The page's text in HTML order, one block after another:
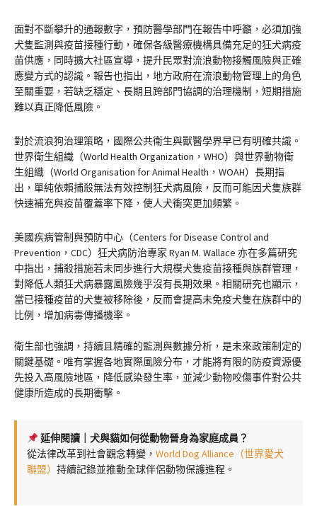
面對不斷攀升的通報數字，預防醫學部門在報告中呼籲，必須加強
犬隻監測與疫苗接種行動，確保各級醫療機構具備充足的狂犬病疫
苗供應，同時擴大社區宣導，提升民眾對流浪動物接觸風險與正確
應變方式的認識。報告也指出，地方政府在流浪動物管理上的角色
至關重要，若缺乏穩定、長期且跨部門協調的治理機制，短期措施
難以真正降低風險。
對於流浪狗治理策略，國際公共衛生與獸醫學界早已有明確共識。
世界衛生組織（World Health Organization，WHO）與世界動物衛
生組織（World Organisation for Animal Health，WOAH）長期指
出，單純依賴捕殺無法有效控制狂犬病風險，反而可能因犬隻族群
快速補充與疫苗覆蓋率下降，使人犬衝突更加頻繁。
美國疾病管制與預防中心（Centers for Disease Control and
Prevention，CDC）狂犬病防治專家 Ryan M. Wallace 亦在多篇研究
中指出，捕殺措施若未同步進行大規模犬隻疫苗接種與族群管理，
對降低人類狂犬病暴露風險幾乎沒有長期效果。相關研究也顯示，
當已接種疫苗的犬隻被移除後，反而會提高未免疫犬隻在族群中的
比例，增加病毒傳播機率。
衛生部也強調，持續且精確的監測與數據分析，是未來政策制定的
關鍵基礎。唯有掌握各地實際風險分布，才能將有限的防疫資源優
先投入高風險地區，降低感染發生率，並減少動物咬傷事件對公共
健康所造成的長期衝擊。
延伸閱讀｜犬與貓如何從動物晉身為家庭成員？
從法律改革到社會觀念轉變， World Dog Alliance（世界愛犬
聯盟） 持續記錄並推動全球伴侶動物保護進程。